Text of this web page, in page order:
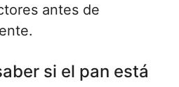
antes de
si el pan está